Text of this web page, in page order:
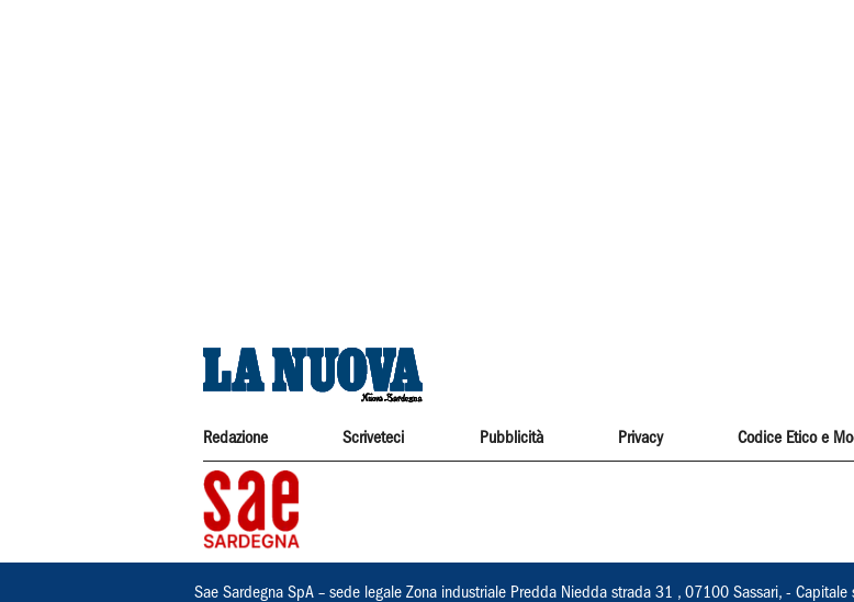
Redazione Scriveteci Pubblicità Privacy Codice Etico e
Sae Sardegna SpA – sede legale Zona industriale Predda Niedda strada 31 , 07100 Sassari, -